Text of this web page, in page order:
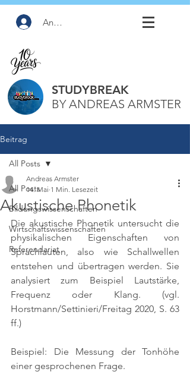
Anmelden
STUDYBREAK
BY ANDREAS ARMSTER
Beitrag
All Posts
Bildungswissenschaften
Wirtschaftswissenschaften
Referendariat
All Posts
Akustische Phonetik
Andreas Armster
14. Mai 1 Min. Lesezeit
Die akustische Phonetik untersucht die
physikalischen Eigenschaften von
Sprachlauten, also wie Schallwellen
entstehen und übertragen werden. Sie
analysiert zum Beispiel Lautstärke,
Frequenz oder Klang. (vgl.
Horstmann/Settinieri/Freitag 2020, S. 63
ff.)
Beispiel: Die Messung der Tonhöhe
einer gesprochenen Frage.